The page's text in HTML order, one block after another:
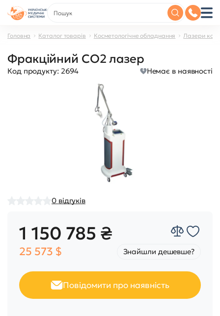
Головна Каталог товарів Косметологічне обладнання Лазери
Фракційний CO2 лазер
Код продукту: 2694 Немає в наявності
0 відгуків
1 150 785 ₴
25 573 $ Знайшли дешевше?
Повідомити про наявність